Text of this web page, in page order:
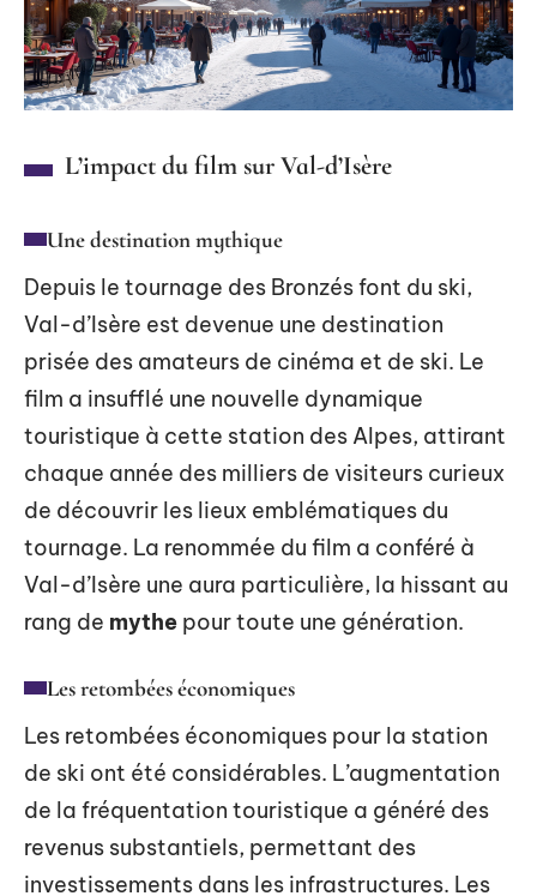
L’impact du film sur Val-d’Isère
Une destination mythique
Depuis le tournage des Bronzés font du ski,
Val-d’Isère est devenue une destination
prisée des amateurs de cinéma et de ski. Le
film a insufflé une nouvelle dynamique
touristique à cette station des Alpes, attirant
chaque année des milliers de visiteurs curieux
de découvrir les lieux emblématiques du
tournage. La renommée du film a conféré à
Val-d’Isère une aura particulière, la hissant au
rang de mythe pour toute une génération.
Les retombées économiques
Les retombées économiques pour la station
de ski ont été considérables. L’augmentation
de la fréquentation touristique a généré des
revenus substantiels, permettant des
investissements dans les infrastructures. Les